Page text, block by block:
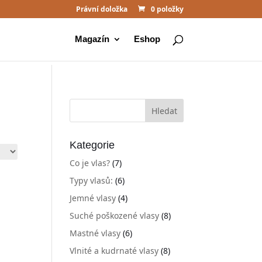
Právní doložka 0 položky
Magazín Eshop
Kategorie
Co je vlas? (7)
Typy vlasů: (6)
Jemné vlasy (4)
Suché poškozené vlasy (8)
Mastné vlasy (6)
Vlnité a kudrnaté vlasy (8)